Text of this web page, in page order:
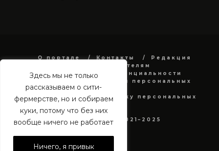
Здесь мы не только
рассказываем о сити-
фермерстве, но и собираем
куки, потому что без них
вообще ничего не работает
Ничего, я привык
О портале Контакты
Редакция
Рекламодателям
Политика конфиденциальности
в отношении обработки персональных
данных
Согласие на обработку персональных
данных
city-farmer.ru 2021–2025